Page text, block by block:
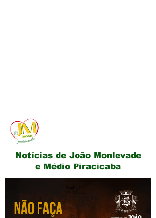
Notícias de João Monlevade
e Médio Piracicaba